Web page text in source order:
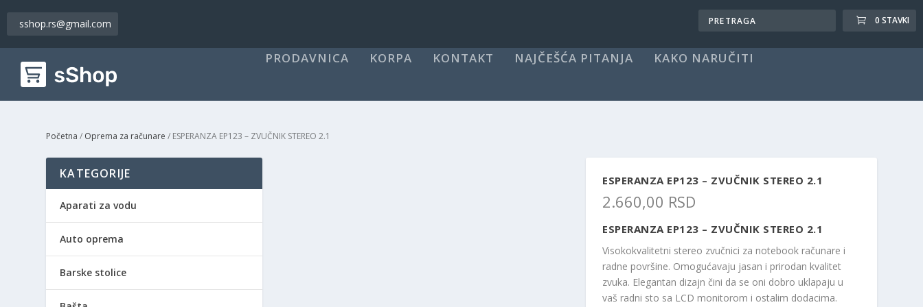
sshop.rs@gmail.com 0 STAVKI
PRODAVNICA KORPA KONTAKT NAJČEŠĆA PITANJA KAKO NARUČITI
Početna / Oprema za računare / ESPERANZA EP123 – ZVUČNIK STEREO 2.1
ESPERANZA EP123 – ZVUČNIK STEREO 2.1
2.660,00 RSD
ESPERANZA EP123 – ZVUČNIK STEREO 2.1
Visokokvalitetni stereo zvučnici za notebook računare i
radne površine. Omogućavaju jasan i prirodan kvalitet
zvuka. Elegantan dizajn čini da se oni dobro uklapaju u
vaš radni sto sa LCD monitorom i ostalim dodacima.
KATEGORIJE
Aparati za vodu
Auto oprema
Barske stolice